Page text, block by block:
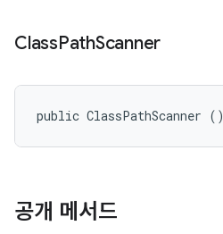
ClassPathScanner
public ClassPathScanner ()
공개 메서드